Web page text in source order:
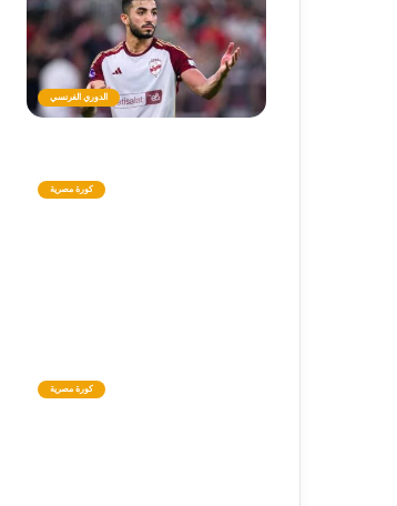
الدوري الفرنسي
كورة مصرية
كورة مصرية